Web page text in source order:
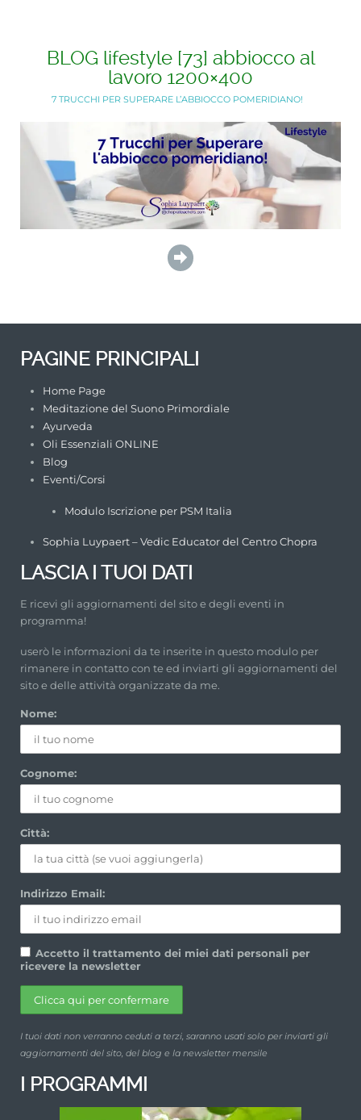
BLOG lifestyle [73] abbiocco al
lavoro 1200×400
7 TRUCCHI PER SUPERARE L’ABBIOCCO POMERIDIANO!
PAGINE PRINCIPALI
Home Page
Meditazione del Suono Primordiale
Ayurveda
Oli Essenziali ONLINE
Blog
Eventi/Corsi
Modulo Iscrizione per PSM Italia
Sophia Luypaert – Vedic Educator del Centro Chopra
LASCIA I TUOI DATI
E ricevi gli aggiornamenti del sito e degli eventi in
programma!
userò le informazioni da te inserite in questo modulo per
rimanere in contatto con te ed inviarti gli aggiornamenti del
sito e delle attività organizzate da me.
Nome:
Cognome:
Città:
Indirizzo Email:
Accetto il trattamento dei miei dati personali per
ricevere la newsletter
I tuoi dati non verranno ceduti a terzi, saranno usati solo per inviarti gli
aggiornamenti del sito, del blog e la newsletter mensile
I PROGRAMMI